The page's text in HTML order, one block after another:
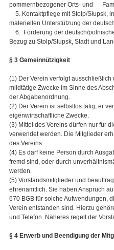
pommernbezogener Orts- und
5. Kontaktpflege mit Stolp/Słupsk,
materiellen Unterstützung der
6. Förderung der deutsch/
Bezug zu Stolp/Słupsk, Stadt und
§ 3 Gemeinnützigkeit
(1) Der Verein verfolgt
mildtätige Zwecke im Sinne des
der Abgabenordnung.
(2) Der Verein ist selbstlos tätig; er
eigenwirtschaftliche Zwecke.
(3) Mittel des Vereins dürfen nur für
verwendet werden. Die Mitglieder
des Vereins.
(4) Es darf keine Person durch
fremd sind, oder durch
werden.
(5) Vorstandsmitglieder und
ehrenamtlich. Sie haben Anspruch
670 BGB für solche Aufwendungen,
Verein entstanden sind. Hierzu
und Telefon. Näheres regelt der
§ 4 Erwerb und Beendigung der